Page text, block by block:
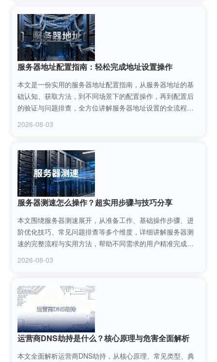
服务器地址配置指南：轻松完成地址设置操作
本文是一份实用的服务器地址配置指南，从服务器地址的基
础认知、获取方法，到不同场景下的配置操作，再到配置后
的验证与问题排查，全方位讲解服务器地址设置的全流程，
2026-08-03
服务器测速怎么操作？超实用步骤与技巧分享
本文围绕服务器测速展开，从准备工作、基础操作步骤、进
阶优化技巧、常见问题排查等多个维度，详细讲解服务器测
速的完整流程与实用方法，帮助不同需求的用户精准完成服
2026-08-03
运营商DNS劫持是什么？核心原理与危害全面解析
本文全面解析运营商DNS劫持，从核心原理、常见类型、典